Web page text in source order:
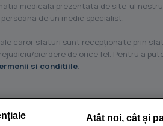
medicala prezentata de site-ul
de un medic specialist.
caror sfaturi sunt recepţionate prin
pierdere de orice fel. Pentru a
si conditiile.
Atât noi, cât și